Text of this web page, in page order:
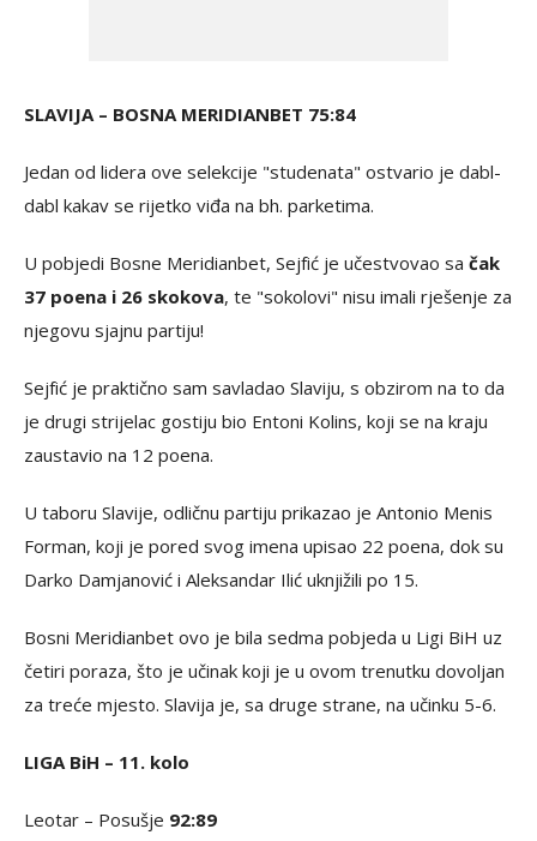
SLAVIJA – BOSNA MERIDIANBET 75:84
Jedan od lidera ove selekcije "studenata" ostvario je dabl-
dabl kakav se rijetko viđa na bh. parketima.
U pobjedi Bosne Meridianbet, Sejfić je učestvovao sa čak
37 poena i 26 skokova, te "sokolovi" nisu imali rješenje za
njegovu sjajnu partiju!
Sejfić je praktično sam savladao Slaviju, s obzirom na to da
je drugi strijelac gostiju bio Entoni Kolins, koji se na kraju
zaustavio na 12 poena.
U taboru Slavije, odličnu partiju prikazao je Antonio Menis
Forman, koji je pored svog imena upisao 22 poena, dok su
Darko Damjanović i Aleksandar Ilić uknjižili po 15.
Bosni Meridianbet ovo je bila sedma pobjeda u Ligi BiH uz
četiri poraza, što je učinak koji je u ovom trenutku dovoljan
za treće mjesto. Slavija je, sa druge strane, na učinku 5-6.
LIGA BiH – 11. kolo
Leotar – Posušje 92:89